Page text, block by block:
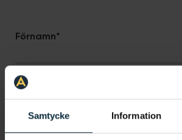
Samtycke Information
Förnamn*